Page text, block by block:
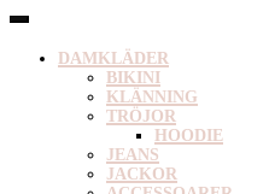
DAMKLÄDER
BIKINI
KLÄNNING
TRÖJOR
HOODIE
JEANS
JACKOR